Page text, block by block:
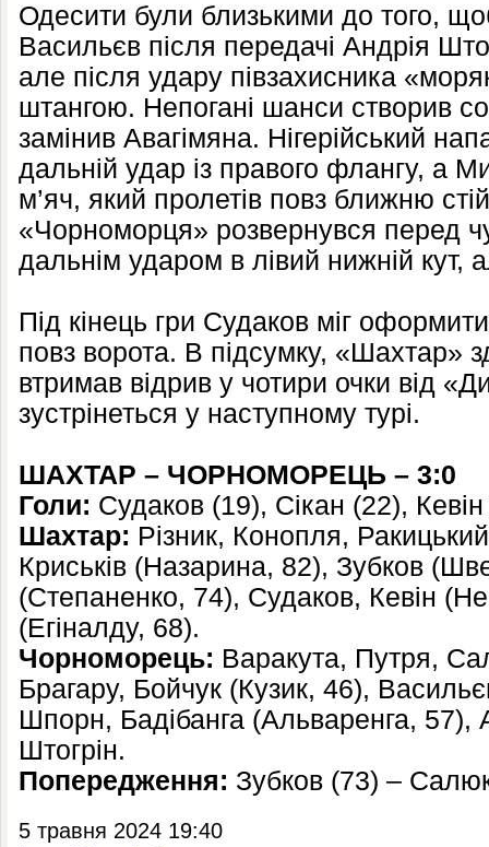
Одесити були близькими до того,
Васильєв після передачі Андрія
але після удару півзахисника
штангою. Непогані шанси створив
замінив Авагімяна. Нігерійський
дальній удар із правого флангу, а
м’яч, який пролетів повз ближню
«Чорноморця» розвернувся перед
дальнім ударом в лівий нижній кут,
Під кінець гри Судаков міг
повз ворота. В підсумку, «Шахтар»
втримав відрив у чотири очки від
зустрінеться у наступному турі.
ШАХТАР – ЧОРНОМОРЕЦЬ – 3:0
Голи: Судаков (19), Сікан (22), Кевін
Шахтар: Різник, Конопля,
Криськів (Назарина, 82), Зубков
(Степаненко, 74), Судаков, Кевін
(Егіналду, 68).
Чорноморець: Варакута, Путря,
Брагару, Бойчук (Кузик, 46),
Шпорн, Бадібанга (Альваренга, 57),
Штогрін.
Попередження: Зубков (73) –
5 травня 2024 19:40